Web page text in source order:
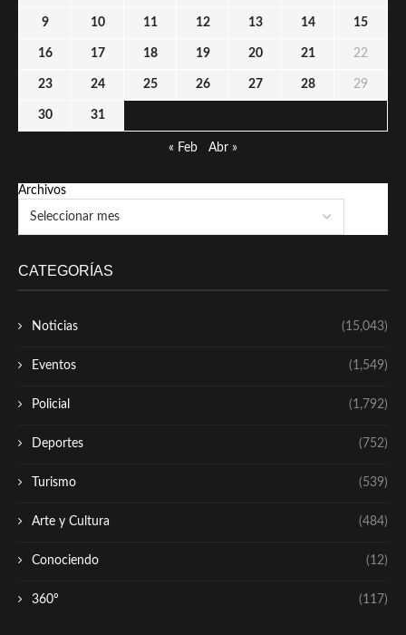
9 10 11 12 13 14 15
16 17 18 19 20 21 22
23 24 25 26 27 28 29
30 31
« Feb Abr »
Archivos
CATEGORÍAS
Noticias (15,043)
Eventos (1,549)
Policial (1,792)
Deportes (752)
Turismo (539)
Arte y Cultura (484)
Conociendo (12)
360º (117)